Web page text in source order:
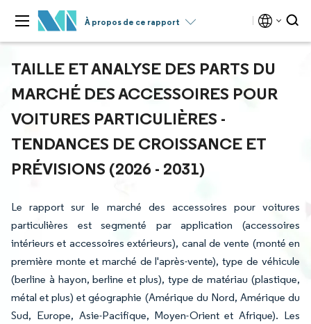
À propos de ce rapport
TAILLE ET ANALYSE DES PARTS DU
MARCHÉ DES ACCESSOIRES POUR
VOITURES PARTICULIÈRES -
TENDANCES DE CROISSANCE ET
PRÉVISIONS (2026 - 2031)
Le rapport sur le marché des accessoires pour voitures
particulières est segmenté par application (accessoires
intérieurs et accessoires extérieurs), canal de vente (monté en
première monte et marché de l'après-vente), type de véhicule
(berline à hayon, berline et plus), type de matériau (plastique,
métal et plus) et géographie (Amérique du Nord, Amérique du
Sud, Europe, Asie-Pacifique, Moyen-Orient et Afrique). Les